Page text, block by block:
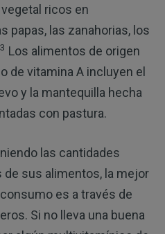
ricos en
papas, las zanahorias, los
Los alimentos de origen
de vitamina A incluyen el
y la mantequilla hecha
con pastura.
las cantidades
sus alimentos, la mejor
es a través de
Si no lleva una buena